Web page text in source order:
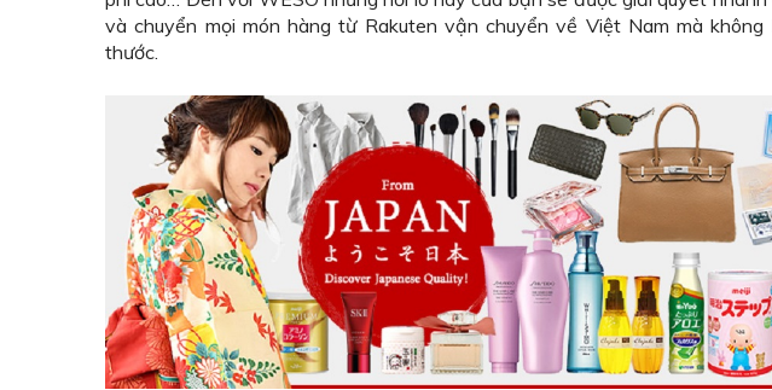
và chuyển mọi món hàng từ Rakuten vận chuyển về Việt Nam mà
thước.